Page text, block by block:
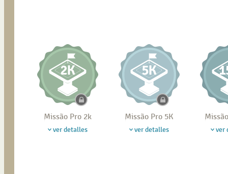
Missão Pro 2k
ver detalles
Missão Pro 5K
ver detalles ver